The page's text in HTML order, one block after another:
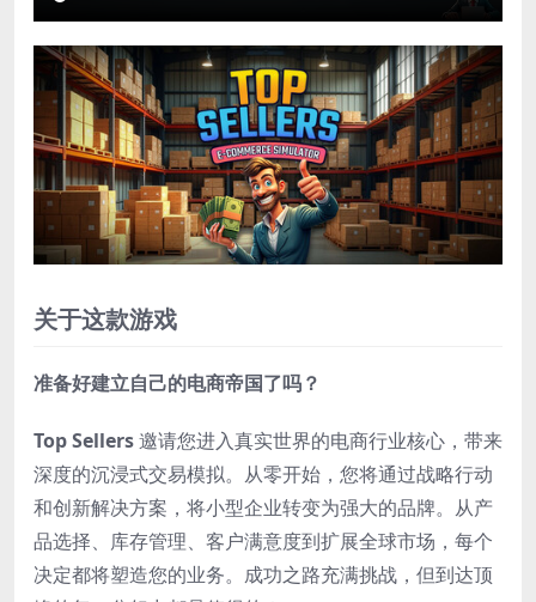
关于这款游戏
准备好建立自己的电商帝国了吗？
Top Sellers邀请您进入真实世界的电商行业核心，带来
深度的沉浸式交易模拟。从零开始，您将通过战略行动
和创新解决方案，将小型企业转变为强大的品牌。从产
品选择、库存管理、客户满意度到扩展全球市场，每个
决定都将塑造您的业务。成功之路充满挑战，但到达顶